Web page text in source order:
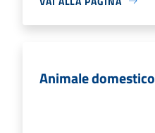
Animale domestico